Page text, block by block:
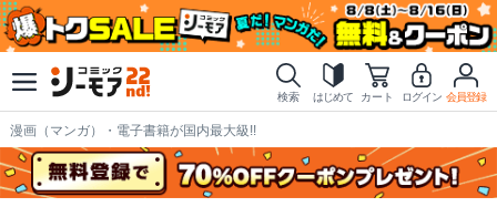
検索 はじめて カート ログイン 会員登録
漫画（マンガ）・電子書籍が国内最大級!!